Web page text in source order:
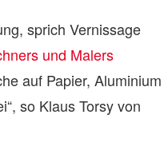
sprich Vernissage
und Malers
auf Papier, Aluminium
so Klaus Torsy von